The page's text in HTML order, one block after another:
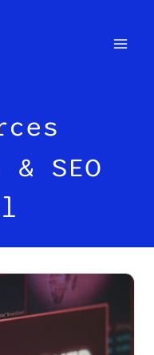
& SEO